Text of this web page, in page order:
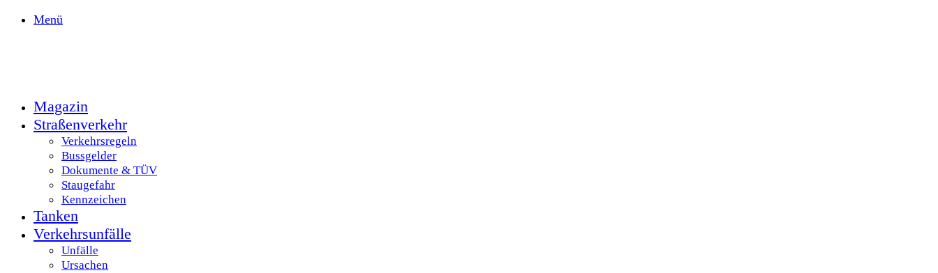
Menü
Magazin
Straßenverkehr
Verkehrsregeln
Bussgelder
Dokumente & TÜV
Staugefahr
Kennzeichen
Tanken
Verkehrsunfälle
Unfälle
Ursachen